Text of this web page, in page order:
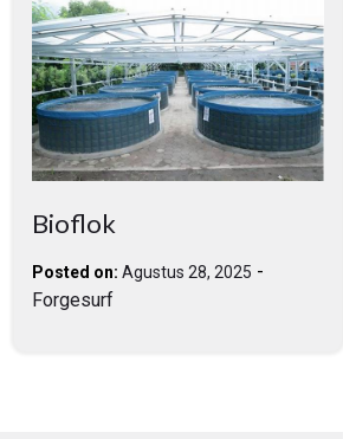
Bioflok
Posted on: Agustus 28, 2025 -
Forgesurf